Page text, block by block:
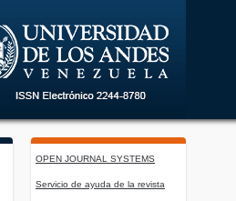
OPEN JOURNAL SYSTEMS
Servicio de ayuda de la revista